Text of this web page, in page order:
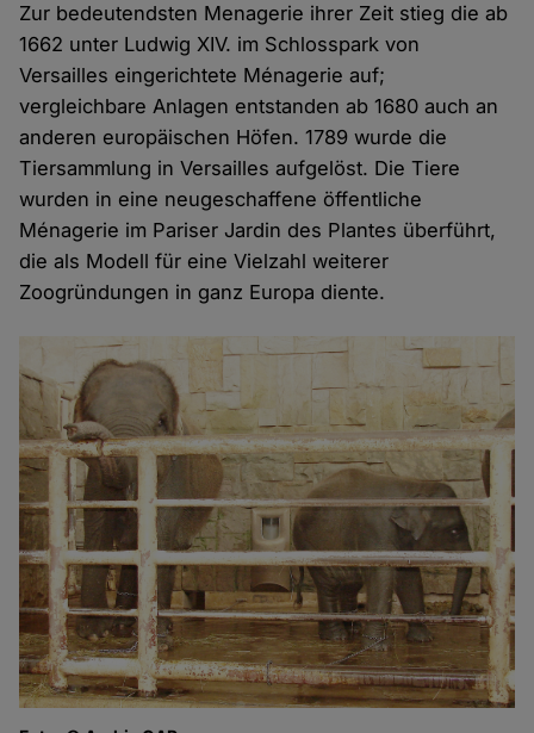
Zur bedeutendsten Menagerie ihrer Zeit stieg die ab
1662 unter Ludwig XIV. im Schlosspark von
Versailles eingerichtete Ménagerie auf;
vergleichbare Anlagen entstanden ab 1680 auch an
anderen europäischen Höfen. 1789 wurde die
Tiersammlung in Versailles aufgelöst. Die Tiere
wurden in eine neugeschaffene öffentliche
Ménagerie im Pariser Jardin des Plantes überführt,
die als Modell für eine Vielzahl weiterer
Zoogründungen in ganz Europa diente.